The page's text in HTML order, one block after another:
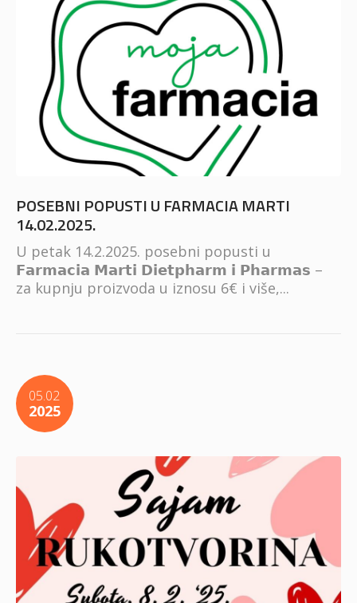
POSEBNI POPUSTI U FARMACIA MARTI
14.02.2025.
U petak 14.2.2025. posebni popusti u
𝗙𝗮𝗿𝗺𝗮𝗰𝗶𝗮 𝗠𝗮𝗿𝘁𝗶 𝗗𝗶𝗲𝘁𝗽𝗵𝗮𝗿𝗺 𝗶 𝗣𝗵𝗮𝗿𝗺𝗮𝘀 –
za kupnju proizvoda u iznosu 6€ i više,...
05.02
2025